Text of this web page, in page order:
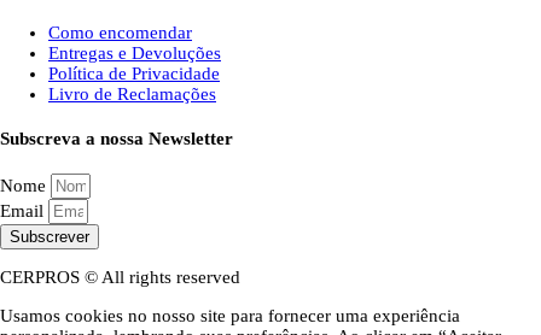
Como encomendar
Entregas e Devoluções
Política de Privacidade
Livro de Reclamações
Subscreva a nossa Newsletter
Nome
Email
Subscrever
CERPROS © All rights reserved
Usamos cookies no nosso site para fornecer uma experiência